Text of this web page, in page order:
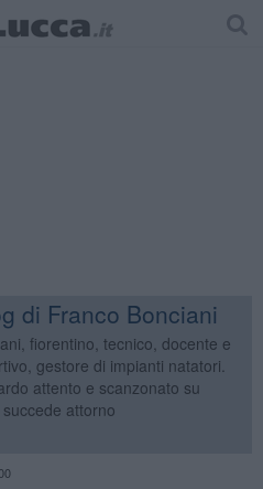
di Franco Bonciani
fiorentino, tecnico, docente e
gestore di impianti natatori.
attento e scanzonato su
attorno